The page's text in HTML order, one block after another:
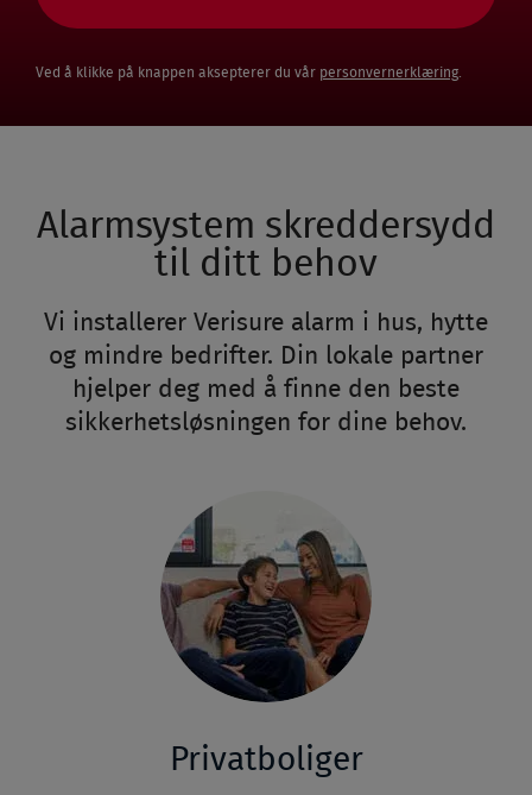
Ved å klikke på knappen aksepterer du vår personvernerklæring
Alarmsystem skreddersydd
til ditt behov
Vi installerer Verisure alarm i hus, hytte
og mindre bedrifter. Din lokale partner
hjelper deg med å finne den beste
sikkerhetsløsningen for dine behov.
Privatboliger